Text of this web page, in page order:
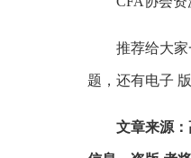
推荐给大家一
题，还有电子
文章来源：高